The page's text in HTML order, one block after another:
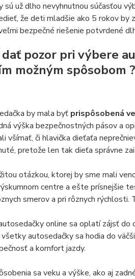
sú už dlho nevyhnutnou súčasťou
že deti mladšie ako 5 rokov by
bezpečné riešenie potvrdené
dať pozor pri výbere
možným spôsobom ?
by mala byť prispôsobená
výška bezpečnostných pásov a
všímať, či hlavička dieťaťa
pretože len tak dieťa správne
otázkou, ktorej by sme mali
centre a ešte prísnejšie
smerov a pri rôznych
online sa oplatí zájsť
všetky autosedačky sa hodia do
a komfort jazdy.
sa veku a výške, ako aj